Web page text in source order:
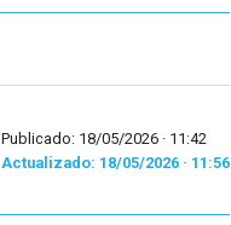
Publicado: 18/05/2026 · 11:42
Actualizado: 18/05/2026 · 11:56